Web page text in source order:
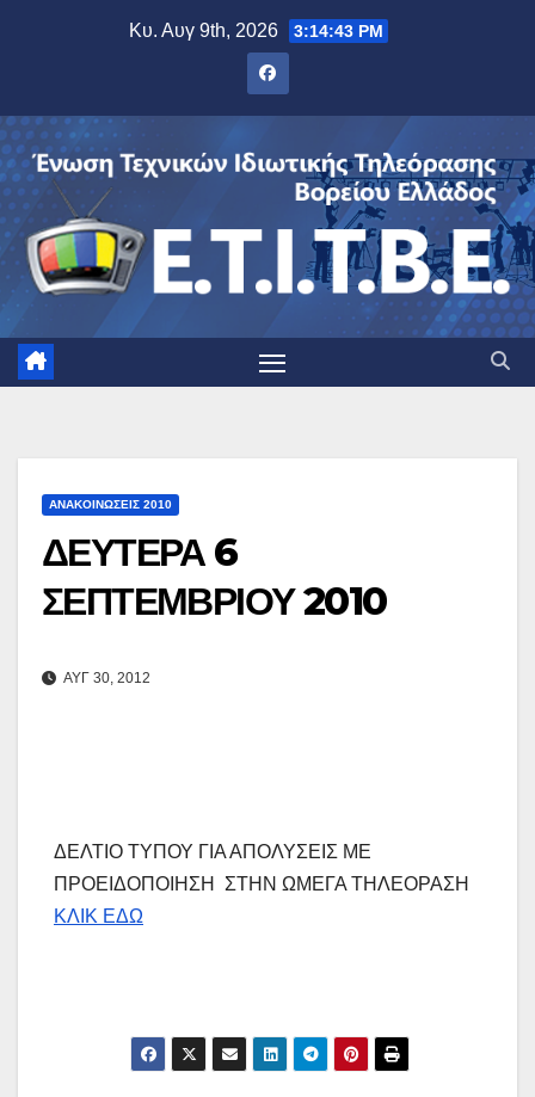
Κυ. Αυγ 9th, 2026 3:14:44 PM
ΑΝΑΚΟΙΝΏΣΕΙΣ 2010
ΔΕΥΤΕΡΑ 6
ΣΕΠΤΕΜΒΡΙΟΥ 2010
ΑΥΓ 30, 2012
ΔΕΛΤΙΟ ΤΥΠΟΥ ΓΙΑ ΑΠΟΛΥΣΕΙΣ ΜΕ
ΠΡΟΕΙΔΟΠΟΙΗΣΗ ΣΤΗΝ ΩΜΕΓΑ ΤΗΛΕΟΡΑΣΗ
ΚΛΙΚ ΕΔΩ